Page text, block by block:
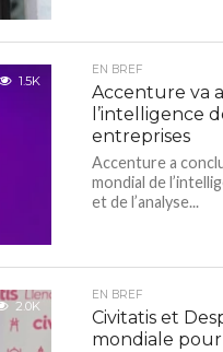
1.5K
EN BREF
Accenture va
l’intelligence
entreprises
Accenture a
mondial de
et de l’analyse...
2.0K
EN BREF
Civitatis et
mondiale pour